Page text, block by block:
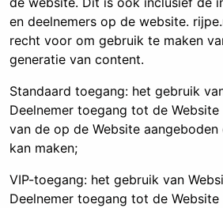
en deelnemers op de website.
recht voor om gebruik te maken
generatie van content.
Standaard toegang: het gebruik
Deelnemer toegang tot de
van de op de Website
kan maken;
VIP-toegang: het gebruik van
Deelnemer toegang tot de